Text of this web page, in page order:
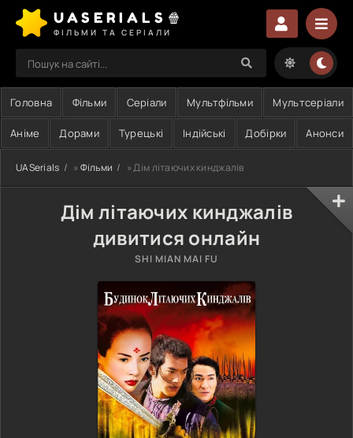
UASERIALS🍿
ФІЛЬМИ ТА СЕРІАЛИ
Головна Фільми Серіали Мультфільми Мультсеріали
Аніме Дорами Турецькі Індійські Добірки Анонси
UASerials » Фільми » Дім літаючих кинджалів
Дім літаючих кинджалів
дивитися онлайн
SHI MIAN MAI FU